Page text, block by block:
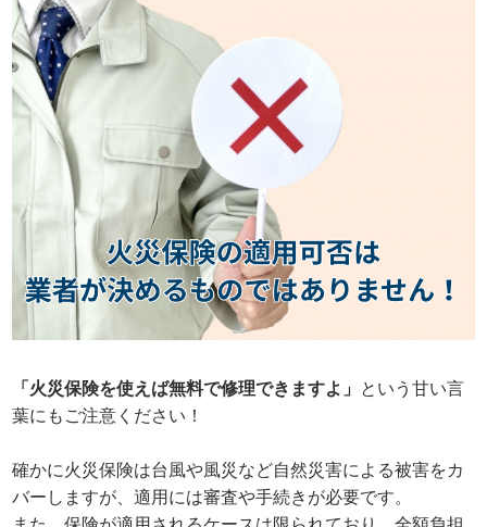
「火災保険を使えば無料で修理できますよ」 という甘い言
葉にもご注意ください！
確かに火災保険は台風や風災など自然災害による被害をカ
バーしますが、適用には審査や手続きが必要です。